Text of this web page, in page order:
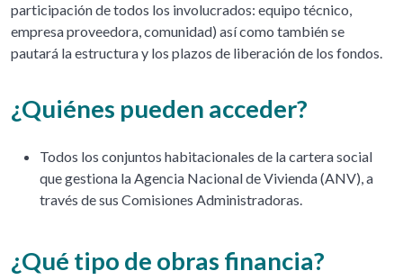
participación de todos los involucrados: equipo técnico,
empresa proveedora, comunidad) así como también se
pautará la estructura y los plazos de liberación de los fondos.
¿Quiénes pueden acceder?
Todos los conjuntos habitacionales de la cartera social
que gestiona la Agencia Nacional de Vivienda (ANV), a
través de sus Comisiones Administradoras.
¿Qué tipo de obras financia?